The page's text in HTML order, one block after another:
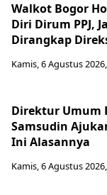
Walkot Bogor
Diri Dirum PPJ,
Dirangkap
Kamis, 6 Agustus
Direktur Umum
Samsudin
Ini Alasannya
Kamis, 6 Agustus